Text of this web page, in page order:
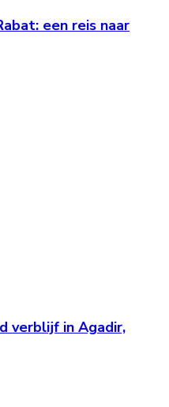
een reis naar
verblijf in Agadir,